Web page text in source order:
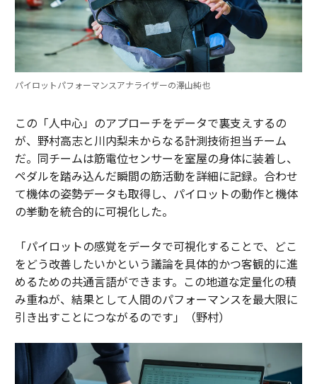
パイロットパフォーマンスアナライザーの澤山純也
この「人中心」のアプローチをデータで裏支えするの
が、野村高志と川内梨未からなる計測技術担当チーム
だ。同チームは筋電位センサーを室屋の身体に装着し、
ペダルを踏み込んだ瞬間の筋活動を詳細に記録。合わせ
て機体の姿勢データも取得し、パイロットの動作と機体
の挙動を統合的に可視化した。
「パイロットの感覚をデータで可視化することで、どこ
をどう改善したいかという議論を具体的かつ客観的に進
めるための共通言語ができます。この地道な定量化の積
み重ねが、結果として人間のパフォーマンスを最大限に
引き出すことにつながるのです」（野村）